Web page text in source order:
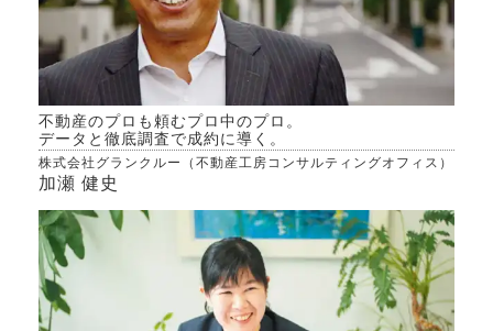
不動産のプロも頼むプロ中のプロ。
データと徹底調査で成約に導く。
株式会社グランクルー（不動産工房コンサルティングオフィス）
加瀬 健史